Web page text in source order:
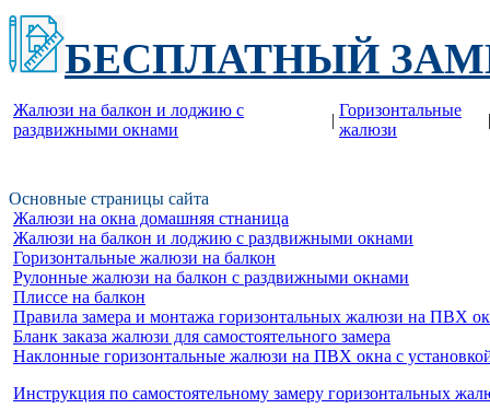
БЕСПЛАТНЫЙ
Жалюзи на балкон и лоджию c
раздвижными окнами
|
Горизонтальные
жалюзи
|
Основные страницы сайта
Жалюзи на окна домашняя стнаница
Жалюзи на балкон и лоджию c раздвижными окнами
Горизонтальные жалюзи на балкон
Рулонные жалюзи на балкон с раздвижными окнами
Плиссе на балкон
Правила замера и монтажа горизонтальных жалюзи на ПВХ
Бланк заказа жалюзи для самостоятельного замера
Наклонные горизонтальные жалюзи на ПВХ окна с
Инструкция по самостоятельному замеру горизонтальных